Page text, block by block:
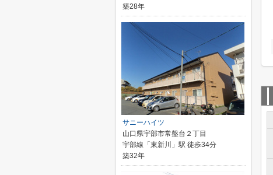
築28年
サニーハイツ
山口県宇部市常盤台２丁目
宇部線「東新川」駅 徒歩34分
築32年